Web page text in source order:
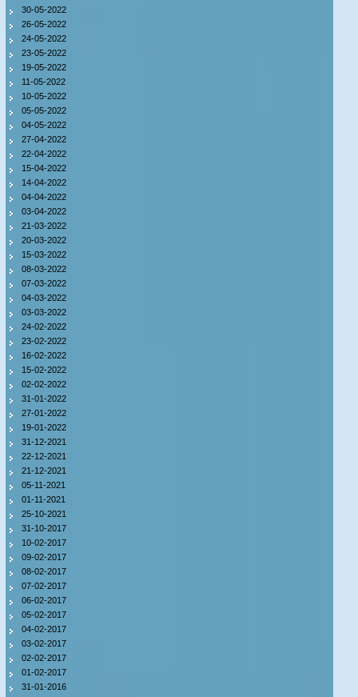
30-05-2022
26-05-2022
24-05-2022
23-05-2022
19-05-2022
11-05-2022
10-05-2022
05-05-2022
04-05-2022
27-04-2022
22-04-2022
15-04-2022
14-04-2022
04-04-2022
03-04-2022
21-03-2022
20-03-2022
15-03-2022
08-03-2022
07-03-2022
04-03-2022
03-03-2022
24-02-2022
23-02-2022
16-02-2022
15-02-2022
02-02-2022
31-01-2022
27-01-2022
19-01-2022
31-12-2021
22-12-2021
21-12-2021
05-11-2021
01-11-2021
25-10-2021
31-10-2017
10-02-2017
09-02-2017
08-02-2017
07-02-2017
06-02-2017
05-02-2017
04-02-2017
03-02-2017
02-02-2017
01-02-2017
31-01-2016